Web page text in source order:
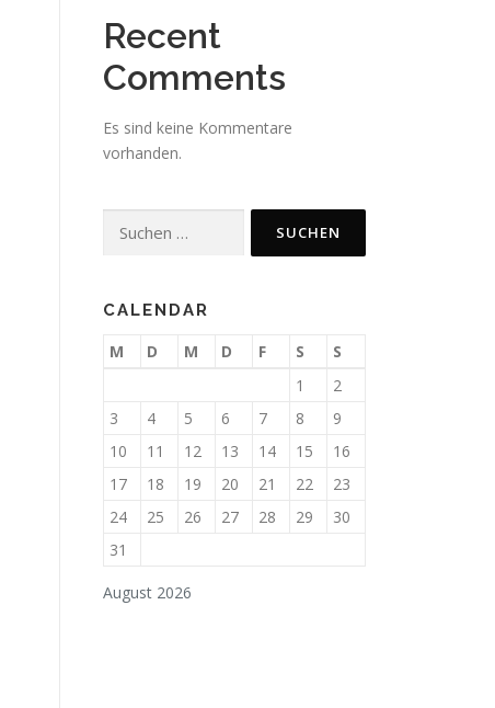
Recent
Comments
Es sind keine Kommentare
vorhanden.
nach:
CALENDAR
August 2026
M D M D F S
S
1
2
3
4 5 6 7 8
9
10
11 12 13 14 15
16
17
18 19 20 21 22
23
24
25 26 27 28 29
30
31